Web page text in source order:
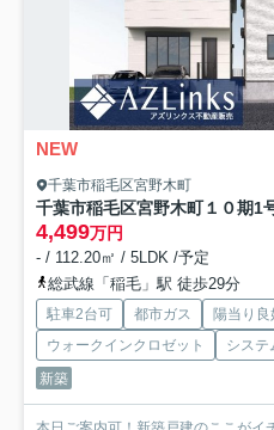
NEW
千葉市稲毛区宮野木町
千葉市稲毛区宮野木町１０期1
4,499万円
- / 112.20㎡ / 5LDK /予定
総武線「稲毛」駅 徒歩29分
駐車2台可 都市ガス 陽当り良
ウォークインクロゼット
システ
新築